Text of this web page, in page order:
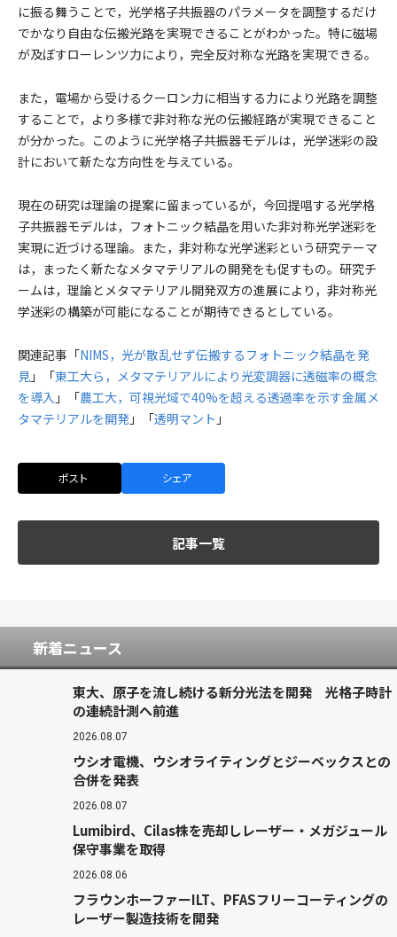
に振る舞うことで，光学格子共振器のパラメータを調整するだけ
でかなり自由な伝搬光路を実現できることがわかった。特に磁場
が及ぼすローレンツ力により，完全反対称な光路を実現できる。
また，電場から受けるクーロン力に相当する力により光路を調整
することで，より多様で非対称な光の伝搬経路が実現できること
が分かった。このように光学格子共振器モデルは，光学迷彩の設
計において新たな方向性を与えている。
現在の研究は理論の提案に留まっているが，今回提唱する光学格
子共振器モデルは，フォトニック結晶を用いた非対称光学迷彩を
実現に近づける理論。また，非対称な光学迷彩という研究テーマ
は，まったく新たなメタマテリアルの開発をも促すもの。研究チ
ームは，理論とメタマテリアル開発双方の進展により，非対称光
学迷彩の構築が可能になることが期待できるとしている。
関連記事「NIMS，光が散乱せず伝搬するフォトニック結晶を発
見 」「東工大ら，メタマテリアルにより光変調器に透磁率の概念
を導入 」「農工大，可視光域で40%を超える透過率を示す金属メ
タマテリアルを開発 」「透明マント 」
ポスト シェア
記事一覧
新着ニュース
東大、原子を流し続ける新分光法を開発 光格子時計
の連続計測へ前進
2026.08.07
ウシオ電機、ウシオライティングとジーベックスとの
合併を発表
2026.08.07
Lumibird、Cilas株を売却しレーザー・メガジュール
保守事業を取得
2026.08.06
フラウンホーファーILT、PFASフリーコーティングの
レーザー製造技術を開発